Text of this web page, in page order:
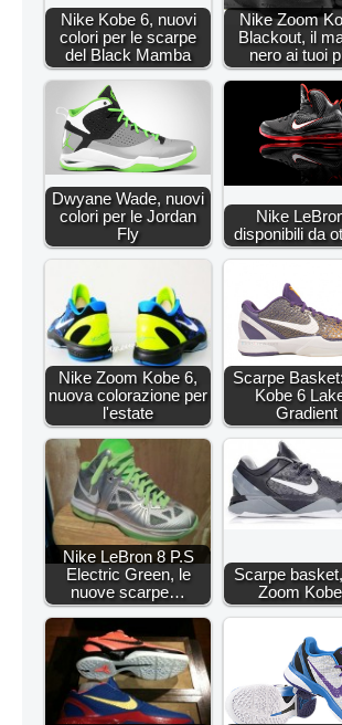
Nike Kobe 6, nuovi
colori per le scarpe
del Black Mamba
Nike Zoom
Blackout, il
nero ai tuoi
Dwyane Wade, nuovi
colori per le Jordan
Fly
Nike
disponibili da
Nike Zoom Kobe 6,
nuova colorazione per
l'estate
Scarpe
Kobe 6
Gradient
Nike LeBron 8 P.S
Electric Green, le
nuove scarpe…
Scarpe
Zoom